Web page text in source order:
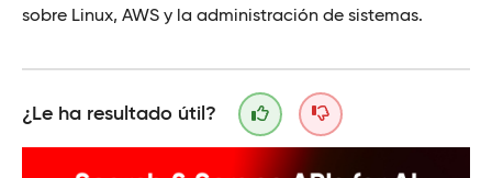
sobre Linux, AWS y la administración de sistemas.
¿Le ha resultado útil?